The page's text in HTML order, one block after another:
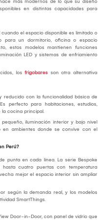
más modernos de lo que su diseño
en distintas capacidades para
el espacio disponible es limitado o
para un dormitorio, oficina o espacio
estos modelos mantienen funciones
LED y sistemas de enfriamiento
los frigobares son otra alternativa
reducido con la funcionalidad básica de
perfecto para habitaciones, estudios,
cocina principal.
iluminación interior y bajo nivel
ambientes donde se convive con el
Perú?
punta en cada línea. La serie Bespoke
hasta cuatro puertas con temperatura
mejor el espacio interior sin ampliar
según la demanda real, y los modelos
SmartThings.
Door-in-Door, con panel de vidrio que